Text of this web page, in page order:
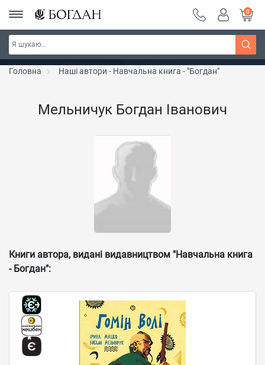
РОЗПРОДАЖ ~ 150 грн ~ 200 грн ~ 250 грн ~
300 грн ~ РОЗПРОДАЖ
Дізнатись більше
0
Головна Наші автори - Навчальна книга - "Богдан"
Мельничук Богдан Іванович
Книги автора, видані видавництвом "Навчальна книга
- Богдан":